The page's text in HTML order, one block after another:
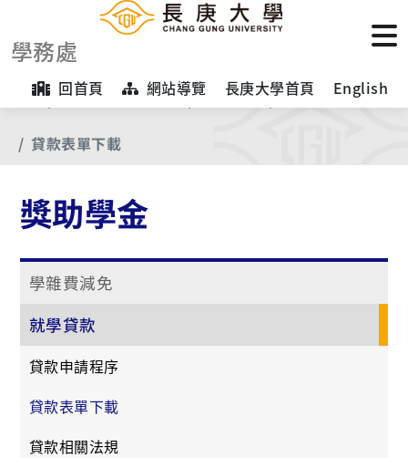
學務處
回首頁 網站導覽 長庚大學首頁 English
首頁 【業務項目專區】 獎助學金
就學貸款
貸款表單下載
獎助學金
學雜費減免
就學貸款
貸款申請程序
貸款表單下載
貸款相關法規